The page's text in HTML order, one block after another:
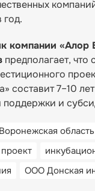
год.
компании «Алор
предполагает, что
составит 7–10
поддержки и
Воронежская область
ООО Донская